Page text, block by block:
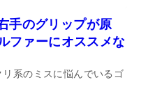
手のグリップが原
ファーにオススメな
系のミスに悩んでいるゴ